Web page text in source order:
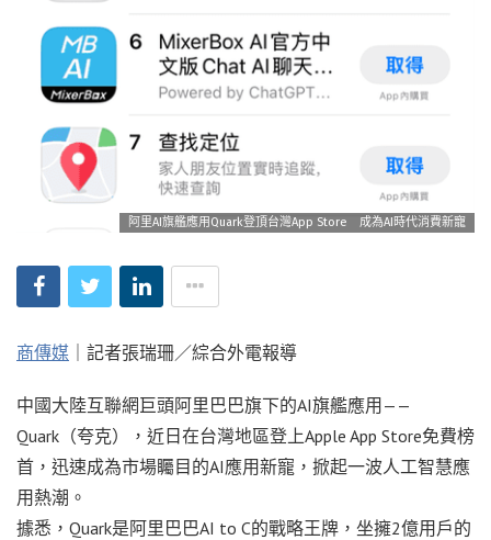
阿里AI旗艦應用Quark登頂台灣App Store 成為AI時代消費新寵
商傳媒 ｜記者張瑞珊／綜合外電報導
中國大陸互聯網巨頭阿里巴巴旗下的AI旗艦應用——
Quark（夸克），近日在台灣地區登上Apple App Store免費榜
首，迅速成為市場矚目的AI應用新寵，掀起一波人工智慧應
用熱潮。
據悉，Quark是阿里巴巴AI to C的戰略王牌，坐擁2億用戶的